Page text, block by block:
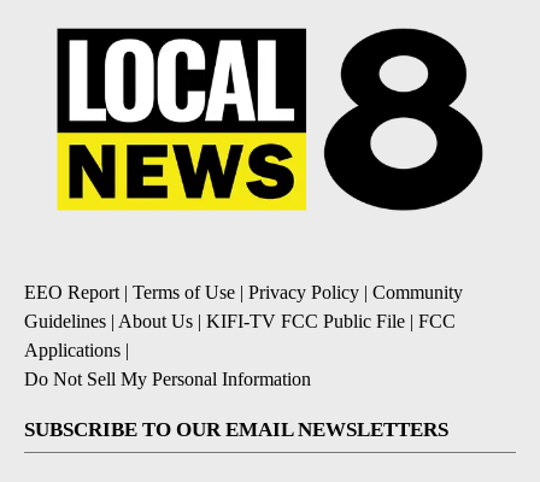
EEO Report | Terms of Use | Privacy Policy | Community
Guidelines | About Us | KIFI-TV FCC Public File | FCC
Applications |
Do Not Sell My Personal Information
SUBSCRIBE TO OUR EMAIL NEWSLETTERS